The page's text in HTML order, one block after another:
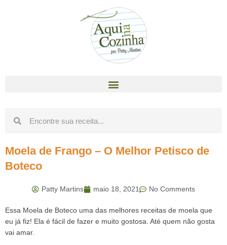
Moela de Frango – O Melhor Petisco de
Boteco
Patty Martins maio 18, 2021 No Comments
Essa Moela de Boteco uma das melhores receitas de moela que
eu já fiz! Ela é fácil de fazer e muito gostosa. Até quem não gosta
vai amar.